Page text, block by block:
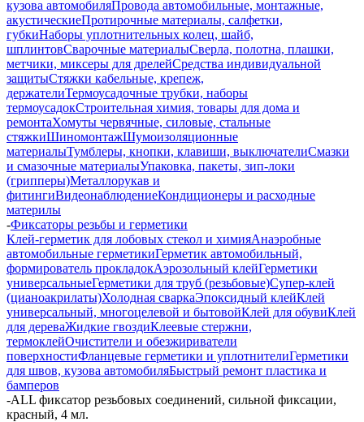
кузова автомобиляПровода автомобильные, монтажные,
акустическиеПротирочные материалы, салфетки,
губкиНаборы уплотнительных колец, шайб,
шплинтовСварочные материалыСверла, полотна, плашки,
метчики, миксеры для дрелейСредства индивидуальной
защитыСтяжки кабельные, крепеж,
держателиТермоусадочные трубки, наборы
термоусадокСтроительная химия, товары для дома и
ремонтаХомуты червячные, силовые, стальные
стяжкиШиномонтажШумоизоляционные
материалыТумблеры, кнопки, клавиши, выключателиСмазки
и смазочные материалыУпаковка, пакеты, зип-локи
(грипперы)Металлорукав и
фитингиВидеонаблюдениеКондиционеры и расходные
материлы
-Фиксаторы резьбы и герметики
Клей-герметик для лобовых стекол и химияАнаэробные
автомобильные герметикиГерметик автомобильный,
формирователь прокладокАэрозольный клейГерметики
универсальныеГерметики для труб (резьбовые)Супер-клей
(цианоакрилаты)Холодная сваркаЭпоксидный клейКлей
универсальный, многоцелевой и бытовойКлей для обувиКлей
для дереваЖидкие гвоздиКлеевые стержни,
термоклейОчистители и обезжириватели
поверхностиФланцевые герметики и уплотнителиГерметики
для швов, кузова автомобиляБыстрый ремонт пластика и
бамперов
-ALL фиксатор резьбовых соединений, сильной фиксации,
красный, 4 мл.